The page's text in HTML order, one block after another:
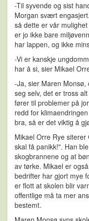
-Til syvende og sist
Morgan svært
så dette er vår
er jo ikke bare
har lappen, og ikke
-Vi er kanskje
har å si, sier Mikael
-Ja, sier Maren
seg selv, det er tross
fører til problemer på
redd for
bra, så er det viktig å
Mikael Orre Rye
skal få panikk!". Han
skogbrannene og at
av tørke. Mikael er
bedrifter har gjort mye
er flott at skolen blir
offentlige må ta mer
bestemt.